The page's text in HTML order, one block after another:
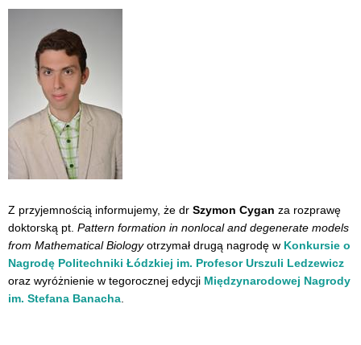
Z przyjemnością informujemy, że dr Szymon Cygan za rozprawę
doktorską pt. Pattern formation in nonlocal and degenerate models
from Mathematical Biologyotrzymał drugą nagrodę w Konkursie o
Nagrodę Politechniki Łódzkiej im. Profesor Urszuli Ledzewicz
oraz wyróżnienie w tegorocznej edycji Międzynarodowej Nagrody
im. Stefana Banacha